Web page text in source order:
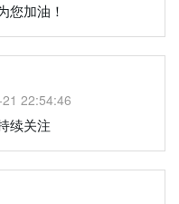
您加油！
22:54:46
续关注